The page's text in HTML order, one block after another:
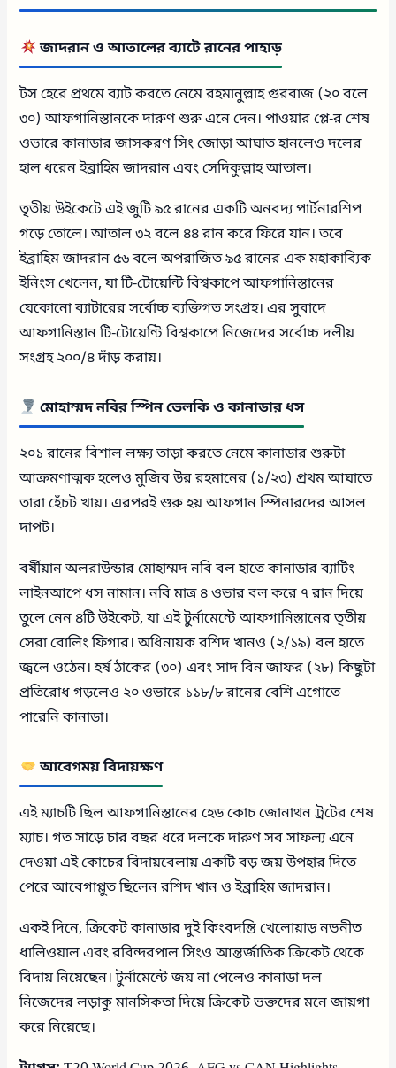
জাদরান ও আতালের ব্যাটে রানের পাহাড়
টস হেরে প্রথমে ব্যাট করতে নেমে রহমানুল্লাহ গুরবাজ (২০ বলে
৩০) আফগানিস্তানকে দারুণ শুরু এনে দেন। পাওয়ার প্লে-র শেষ
ওভারে কানাডার জাসকরণ সিং জোড়া আঘাত হানলেও দলের
হাল ধরেন ইব্রাহিম জাদরান এবং সেদিকুল্লাহ আতাল।
তৃতীয় উইকেটে এই জুটি ৯৫ রানের একটি অনবদ্য পার্টনারশিপ
গড়ে তোলে। আতাল ৩২ বলে ৪৪ রান করে ফিরে যান। তবে
ইব্রাহিম জাদরান ৫৬ বলে অপরাজিত ৯৫ রানের এক মহাকাব্যিক
ইনিংস খেলেন, যা টি-টোয়েন্টি বিশ্বকাপে আফগানিস্তানের
যেকোনো ব্যাটারের সর্বোচ্চ ব্যক্তিগত সংগ্রহ। এর সুবাদে
আফগানিস্তান টি-টোয়েন্টি বিশ্বকাপে নিজেদের সর্বোচ্চ দলীয়
সংগ্রহ ২০০/৪ দাঁড় করায়।
মোহাম্মদ নবির স্পিন ভেলকি ও কানাডার ধস
২০১ রানের বিশাল লক্ষ্য তাড়া করতে নেমে কানাডার শুরুটা
আক্রমণাত্মক হলেও মুজিব উর রহমানের (১/২৩) প্রথম আঘাতে
তারা হেঁচট খায়। এরপরই শুরু হয় আফগান স্পিনারদের আসল
দাপট।
বর্ষীয়ান অলরাউন্ডার মোহাম্মদ নবি বল হাতে কানাডার ব্যাটিং
লাইনআপে ধস নামান। নবি মাত্র ৪ ওভার বল করে ৭ রান দিয়ে
তুলে নেন ৪টি উইকেট, যা এই টুর্নামেন্টে আফগানিস্তানের তৃতীয়
সেরা বোলিং ফিগার। অধিনায়ক রশিদ খানও (২/১৯) বল হাতে
জ্বলে ওঠেন। হর্ষ ঠাকের (৩০) এবং সাদ বিন জাফর (২৮) কিছুটা
প্রতিরোধ গড়লেও ২০ ওভারে ১১৮/৮ রানের বেশি এগোতে
পারেনি কানাডা।
আবেগময় বিদায়ক্ষণ
এই ম্যাচটি ছিল আফগানিস্তানের হেড কোচ জোনাথন ট্রটের শেষ
ম্যাচ। গত সাড়ে চার বছর ধরে দলকে দারুণ সব সাফল্য এনে
দেওয়া এই কোচের বিদায়বেলায় একটি বড় জয় উপহার দিতে
পেরে আবেগাপ্লুত ছিলেন রশিদ খান ও ইব্রাহিম জাদরান।
একই দিনে, ক্রিকেট কানাডার দুই কিংবদন্তি খেলোয়াড় নভনীত
ধালিওয়াল এবং রবিন্দরপাল সিংও আন্তর্জাতিক ক্রিকেট থেকে
বিদায় নিয়েছেন। টুর্নামেন্টে জয় না পেলেও কানাডা দল
নিজেদের লড়াকু মানসিকতা দিয়ে ক্রিকেট ভক্তদের মনে জায়গা
করে নিয়েছে।